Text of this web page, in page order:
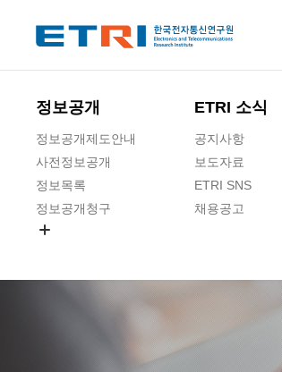
정보공개
정보공개제도안내
사전정보공개
정보목록
정보공개청구
ETRI 소식
공지사항
보도자료
ETRI SNS
채용공고